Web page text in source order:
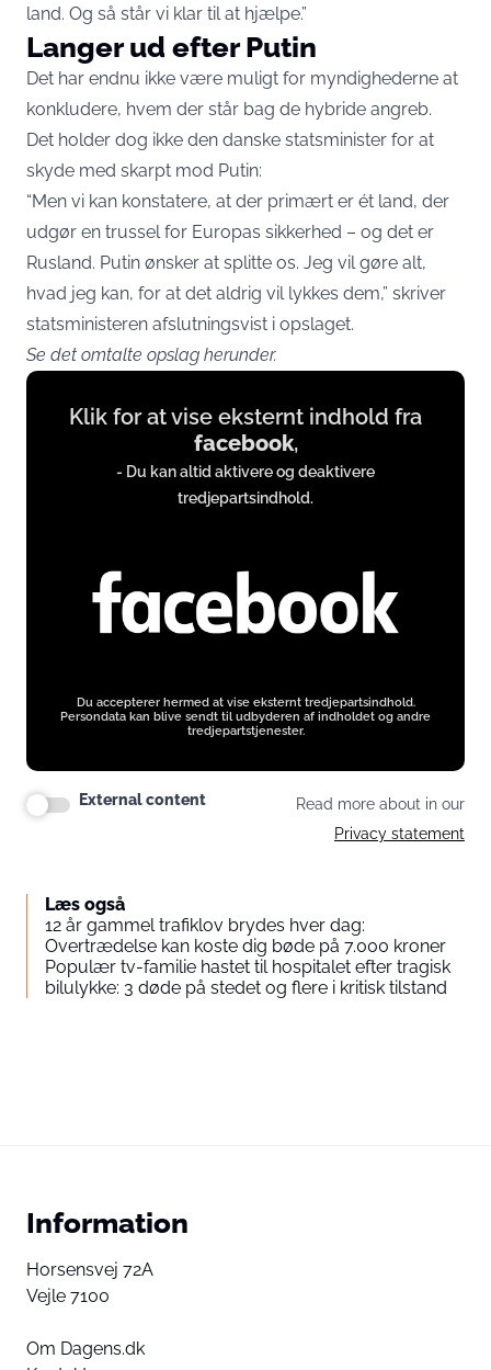
land. Og så står vi klar til at hjælpe.”
Langer ud efter Putin
Det har endnu ikke være muligt for myndighederne at
konkludere, hvem der står bag de hybride angreb.
Det holder dog ikke den danske statsminister for at
skyde med skarpt mod Putin:
“Men vi kan konstatere, at der primært er ét land, der
udgør en trussel for Europas sikkerhed – og det er
Rusland. Putin ønsker at splitte os. Jeg vil gøre alt,
hvad jeg kan, for at det aldrig vil lykkes dem,” skriver
statsministeren afslutningsvist i opslaget.
Se det omtalte opslag herunder.
Display
content
www.facebook.com
Klik for at vise eksternt indhold fra
facebook,
- Du kan altid aktivere og deaktivere
tredjepartsindhold.
Du accepterer hermed at vise eksternt tredjepartsindhold.
Persondata kan blive sendt til udbyderen af indholdet og andre
tredjepartstjenester.
External content
Read more about in our
Privacy statement
Læs også
12 år gammel trafiklov brydes hver dag:
Overtrædelse kan koste dig bøde på 7.000 kroner
Populær tv-familie hastet til hospitalet efter tragisk
bilulykke: 3 døde på stedet og flere i kritisk tilstand
Information
Horsensvej 72A
Vejle 7100
Om Dagens.dk